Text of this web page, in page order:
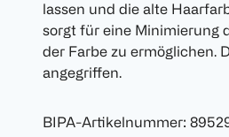
lassen und die alte
sorgt für eine Minimierung
der Farbe zu ermöglichen.
angegriffen.
BIPA-Artikelnummer: